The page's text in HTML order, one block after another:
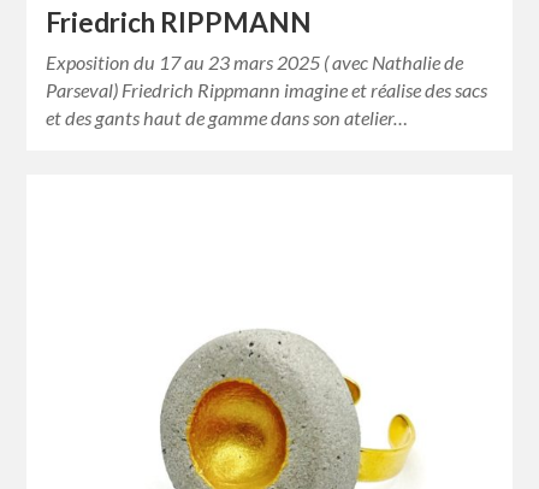
Friedrich RIPPMANN
Exposition du 17 au 23 mars 2025 ( avec Nathalie de
Parseval) Friedrich Rippmann imagine et réalise des sacs
et des gants haut de gamme dans son atelier…